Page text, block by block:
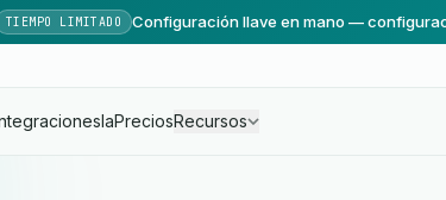
TIEMPO LIMITADO Configuración llave en mano —
IaPreciosRecursos